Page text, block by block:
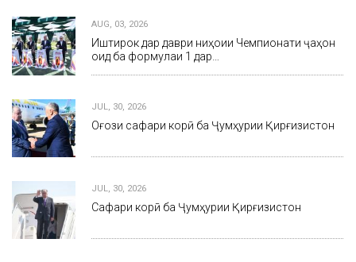
AUG, 03, 2026
Иштирок дар даври ниҳоии Чемпионати ҷаҳон
оид ба формулаи 1 дар…
JUL, 30, 2026
Оғози сафари корӣ ба Ҷумҳурии Қирғизистон
JUL, 30, 2026
Сафари корӣ ба Ҷумҳурии Қирғизистон